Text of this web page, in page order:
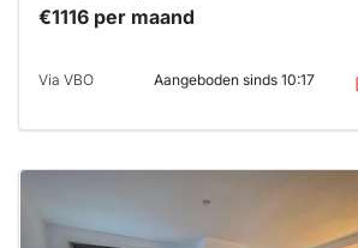
€1116 per maand
Via VBO Aangeboden sinds 10:17
waarschijnlijk